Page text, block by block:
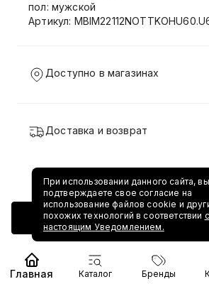
Добавить в корзину
пол: мужской
Артикул:
Доступно в магазинах
Доставка и возврат
При использовании данного сайта, вы
подтверждаете свое согласие на
использование файлов cookie и
похожих технологий в соответствии с
настоящим Уведомлением.
Главная Каталог Бренды